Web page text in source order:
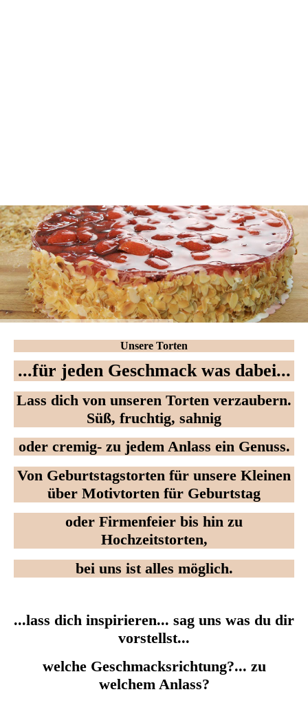
Unsere Torten
...für jeden Geschmack was dabei...
Lass dich von unseren Torten verzaubern.
Süß, fruchtig, sahnig
oder cremig- zu jedem Anlass ein Genuss.
Von Geburtstagstorten für unsere Kleinen
über Motivtorten für Geburtstag
oder Firmenfeier bis hin zu
Hochzeitstorten,
bei uns ist alles möglich.
...lass dich inspirieren... sag uns was du dir
vorstellst...
welche Geschmacksrichtung?... zu
welchem Anlass?